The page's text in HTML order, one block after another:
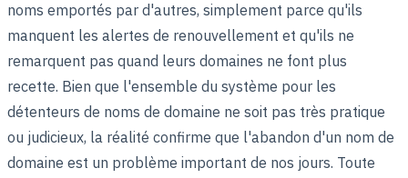
noms emportés par d'autres, simplement parce qu'ils
manquent les alertes de renouvellement et qu'ils ne
remarquent pas quand leurs domaines ne font plus
recette. Bien que l'ensemble du système pour les
détenteurs de noms de domaine ne soit pas très pratique
ou judicieux, la réalité confirme que l'abandon d'un nom de
domaine est un problème important de nos jours. Toute